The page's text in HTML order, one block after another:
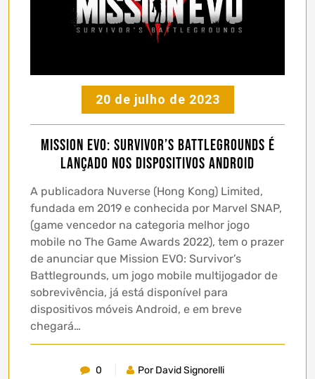
20 de julho de 2023
Mission EVO: Survivor’s Battlegrounds é
lançado nos dispositivos Android
A publicadora Nuverse (Hong Kong) Limited,
fundada em 2019 e conhecida por Marvel SNAP,
(game vencedor na categoria melhor jogo
mobile no The Game Awards 2022), tem o prazer
de anunciar que Mission EVO: Survivor’s
Battlegrounds, um jogo mobile multijogador de
sobrevivência, já está disponível para
dispositivos móveis Android, e em breve
chegará…
0
Por David Signorelli